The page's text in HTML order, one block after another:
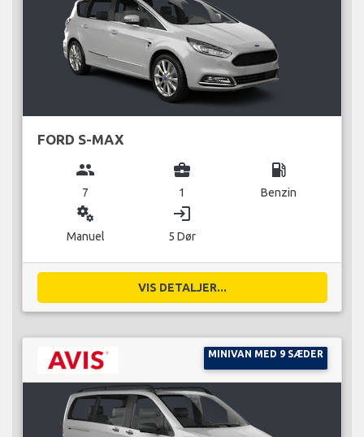
FORD S-MAX
group
7
business_center
1
local_gas_station
Benzin
miscellaneous_services
Manuel
login
5 Dør
VIS DETALJER...
MINIVAN MED 9 SÆDER